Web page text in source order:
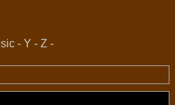
- Y - Z -